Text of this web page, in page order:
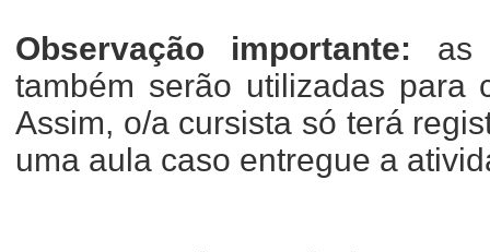
Observação importante: as
também serão utilizadas para
Assim, o/a cursista só terá
uma aula caso entregue a